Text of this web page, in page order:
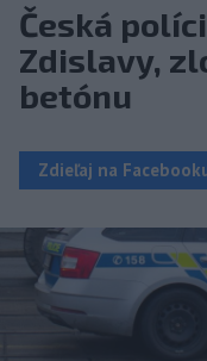
Česká
Zdislavy,
betónu
Zdieľaj na